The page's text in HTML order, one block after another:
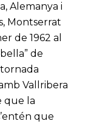
Alemanya i
Montserrat
de 1962 al
de
Vallribera
que la
que